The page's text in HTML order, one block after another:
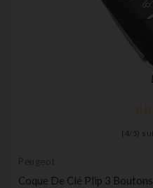
( 4/ 5)
Peugeot
Coque De Clé Plip 3